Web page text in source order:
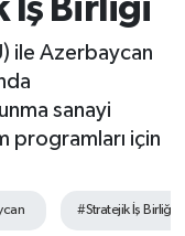
İş Birliği
ile Azerbaycan
sanayi
programları için
#Stratejik İş Birliği